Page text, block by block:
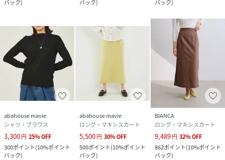
バック)
バック)
バック)
abahouse mavie
シャツ・ブラウス
3,300円 25%OFF
300ポイント(10%ポイント
バック)
abahouse mavie
ロング・マキシスカート
5,500円 30%OFF
500ポイント(10%ポイント
バック)
BIANCA
ロング・マキシスカート
9,489円 32%OFF
862ポイント(10%ポイント
バック)